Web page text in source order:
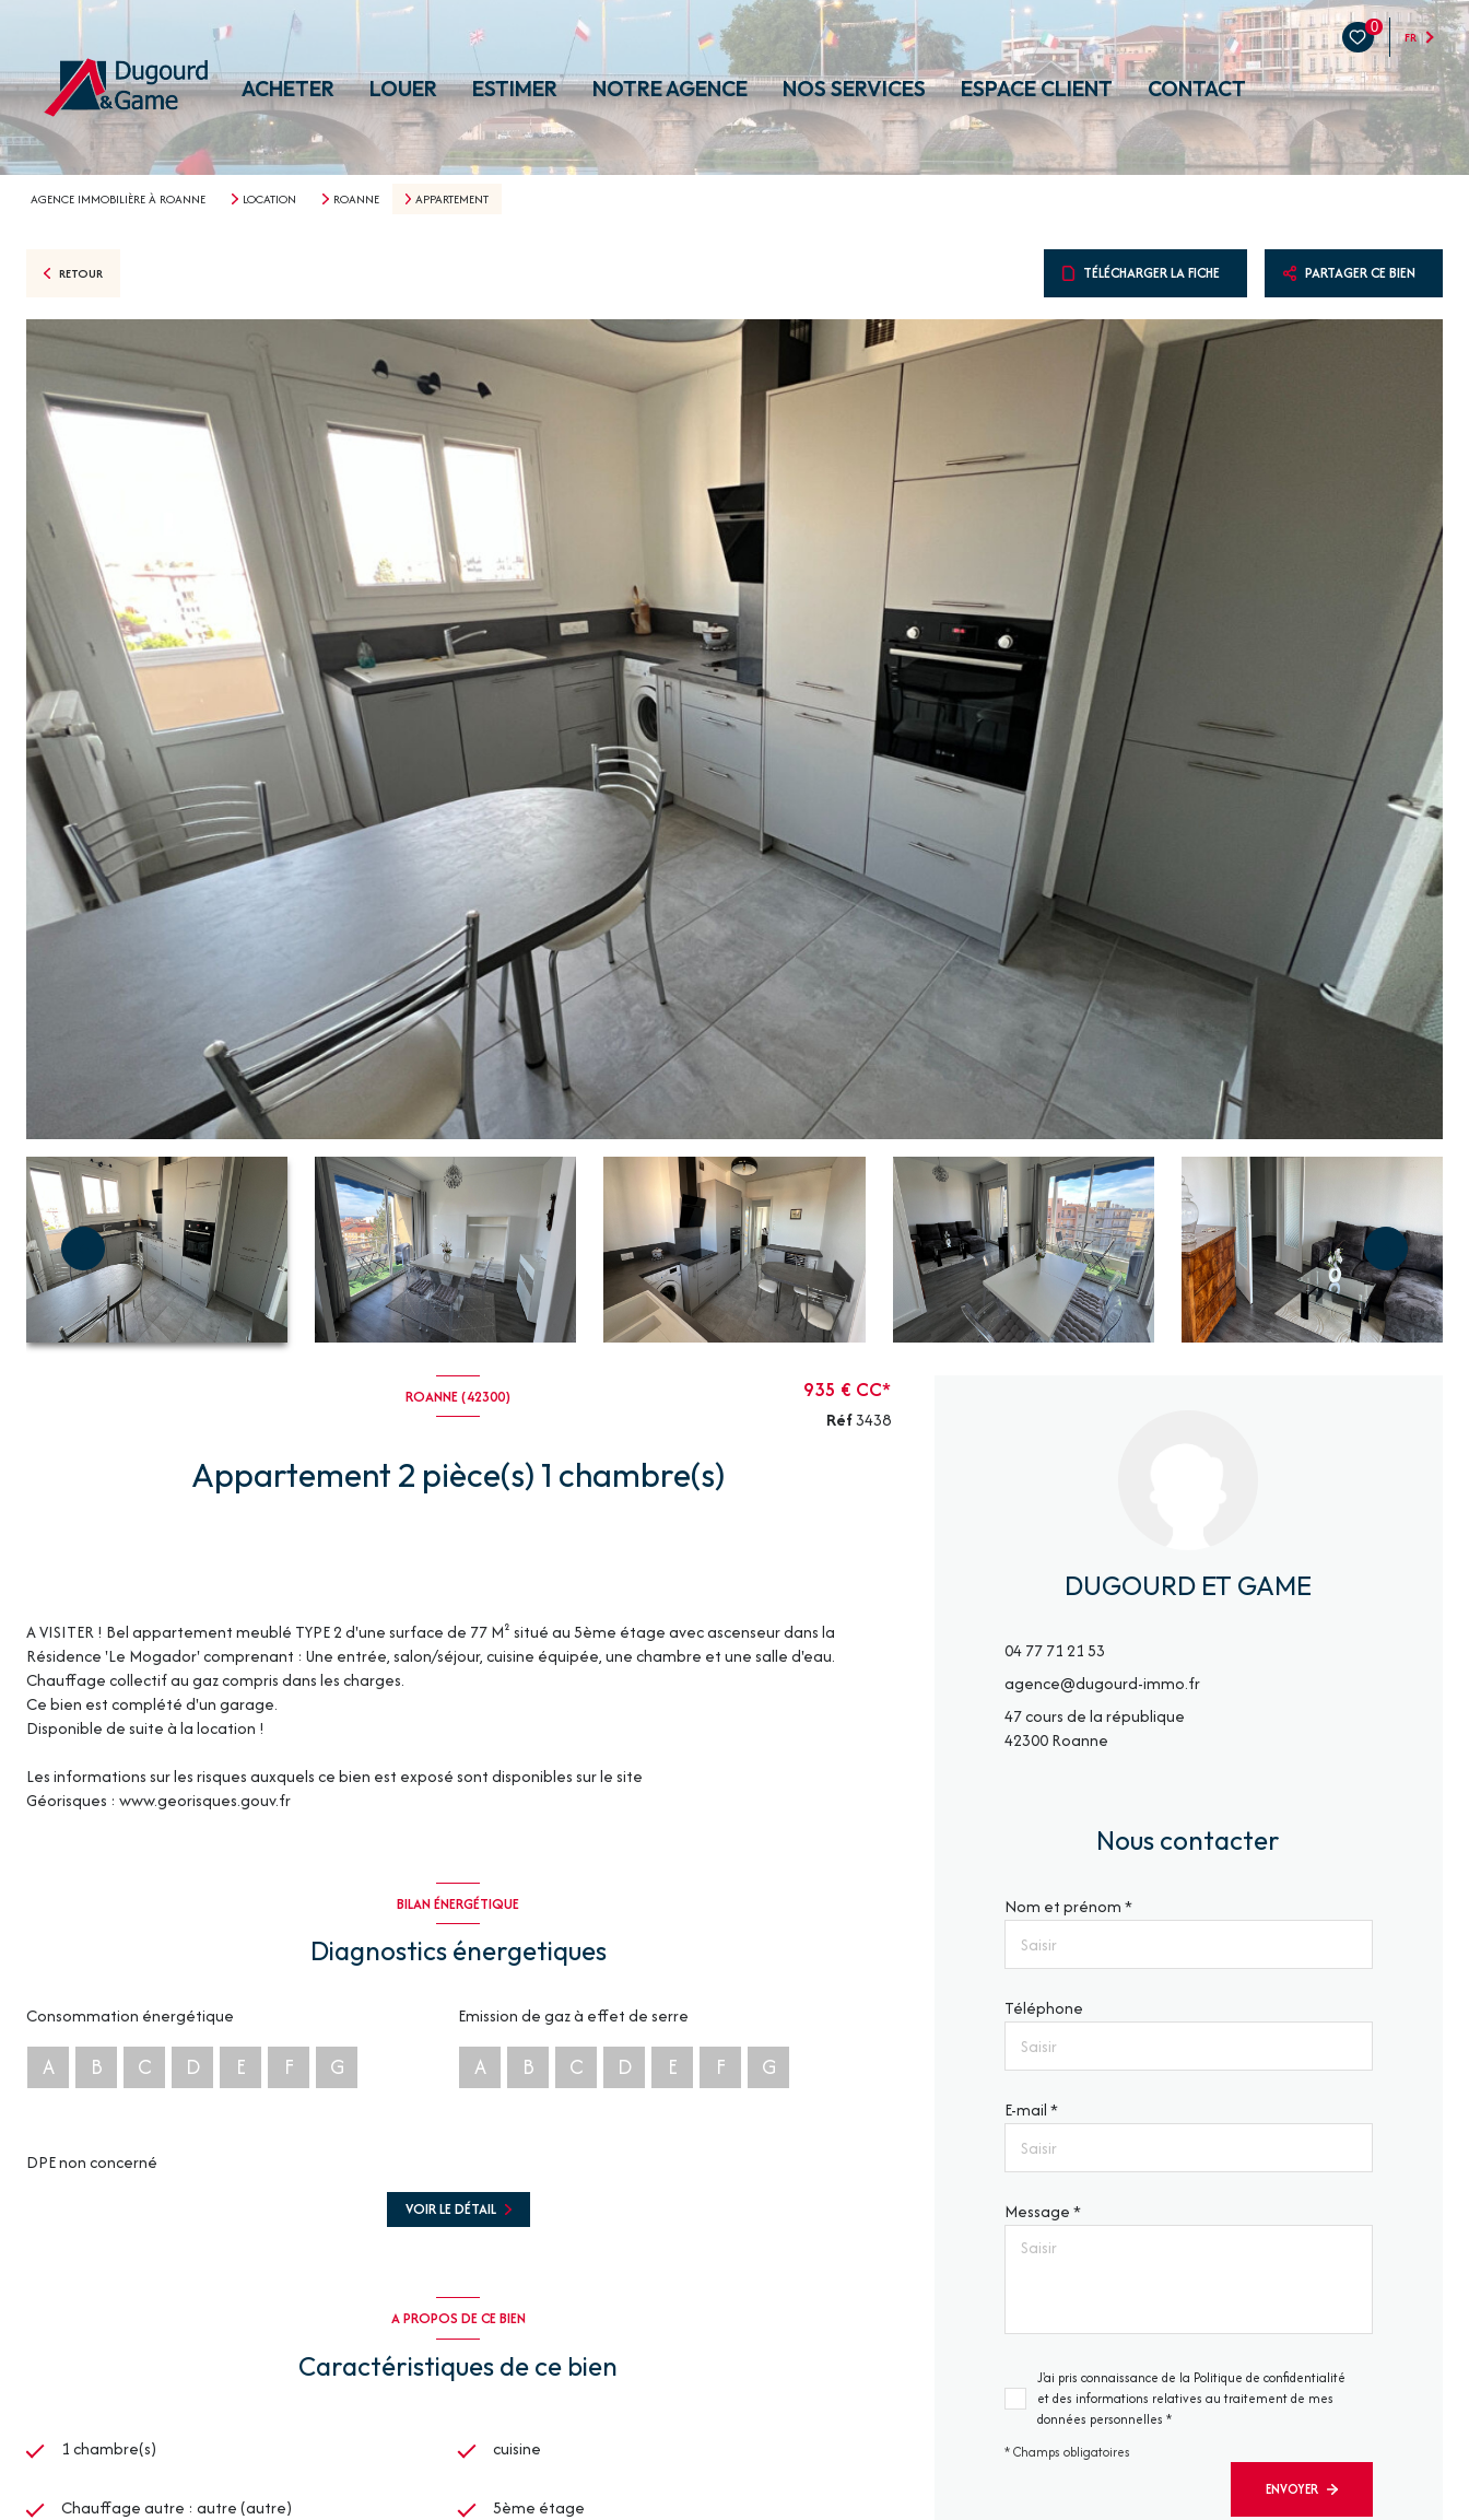
0
FR
ACHETER LOUER ESTIMER NOTRE AGENCE NOS SERVICES ESPACE CLIENT CONTACT
AGENCE IMMOBILIÈRE À ROANNE LOCATION ROANNE APPARTEMENT
RETOUR TÉLÉCHARGER LA FICHE PARTAGER CE BIEN
ROANNE (42300)
Appartement 2 pièce(s) 1 chambre(s)
935 € CC*
Réf3438
A VISITER ! Bel appartement meublé TYPE 2 d'une surface de 77 M² situé au 5ème étage avec ascenseur dans la
Résidence 'Le Mogador' comprenant : Une entrée, salon/séjour, cuisine équipée, une chambre et une salle d'eau.
Chauffage collectif au gaz compris dans les charges.
Ce bien est complété d'un garage.
Disponible de suite à la location !
Les informations sur les risques auxquels ce bien est exposé sont disponibles sur le site
Géorisques : www.georisques.gouv.fr
BILAN ÉNERGÉTIQUE
Diagnostics énergetiques
Consommation énergétique
A B C D E F G
Emission de gaz à effet de serre
A B C D E F G
DPE non concerné
VOIR LE DÉTAIL
A PROPOS DE CE BIEN
Caractéristiques de ce bien
1 chambre(s) cuisine
Chauffage autre : autre (autre) 5ème étage
DUGOURD ET GAME
04 77 71 21 53
agence@dugourd-immo.fr
47 cours de la république
42300 Roanne
Nous contacter
Nom et prénom *
Téléphone
E-mail *
Message *
J'ai pris connaissance de la Politique de confidentialité
et des informations relatives au traitement de mes
données personnelles *
* Champs obligatoires
ENVOYER